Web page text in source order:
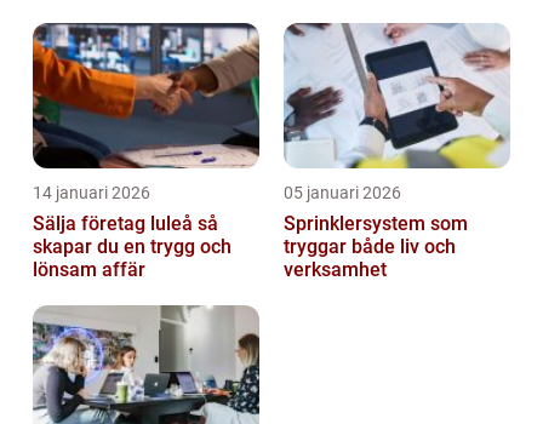
14 januari 2026
Sälja företag luleå så
skapar du en trygg och
lönsam affär
05 januari 2026
Sprinklersystem som
tryggar både liv och
verksamhet